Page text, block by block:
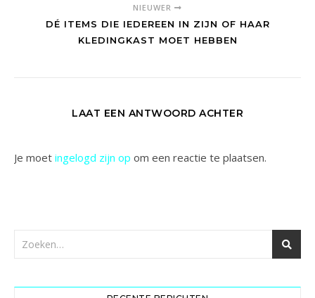
NIEUWER
DÉ ITEMS DIE IEDEREEN IN ZIJN OF HAAR
KLEDINGKAST MOET HEBBEN
LAAT EEN ANTWOORD ACHTER
Je moet ingelogd zijn op om een reactie te plaatsen.